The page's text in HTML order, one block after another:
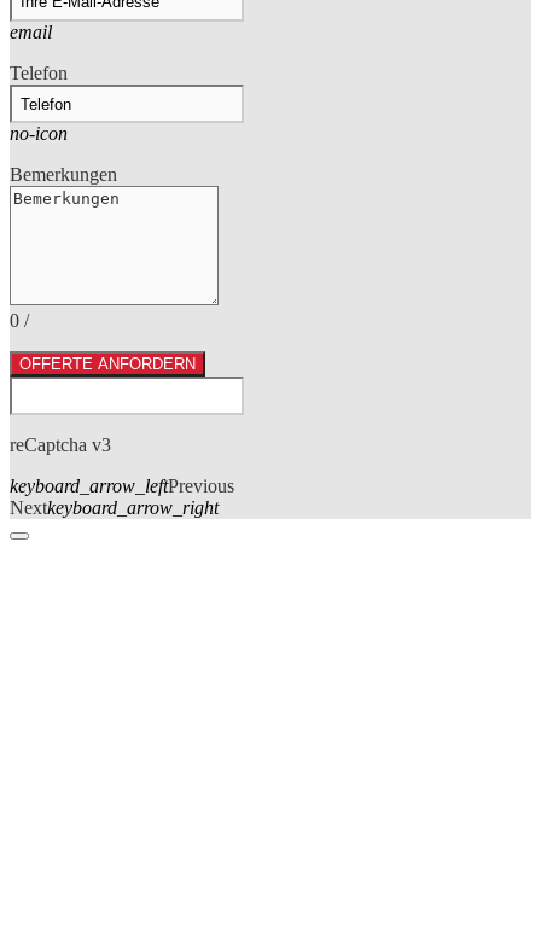
email
Telefon
no-icon
Bemerkungen
0 /
OFFERTE ANFORDERN
reCaptcha v3
keyboard_arrow_leftPrevious
Nextkeyboard_arrow_right